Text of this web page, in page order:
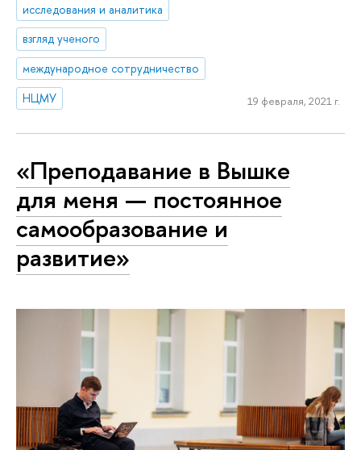
исследования и аналитика
взгляд ученого
международное сотрудничество
НЦМУ
19 февраля, 2021 г.
«Преподавание в Вышке
для меня — постоянное
самообразование и
развитие»